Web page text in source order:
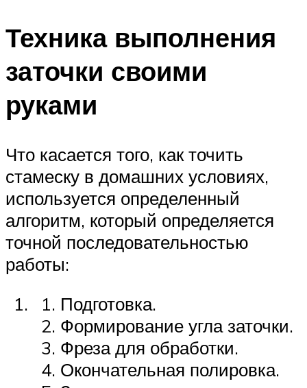
Техника выполнения
заточки своими
руками
Что касается того, как точить
стамеску в домашних условиях,
используется определенный
алгоритм, который определяется
точной последовательностью
работы:
Подготовка.
Формирование угла заточки.
Фреза для обработки.
Окончательная полировка.